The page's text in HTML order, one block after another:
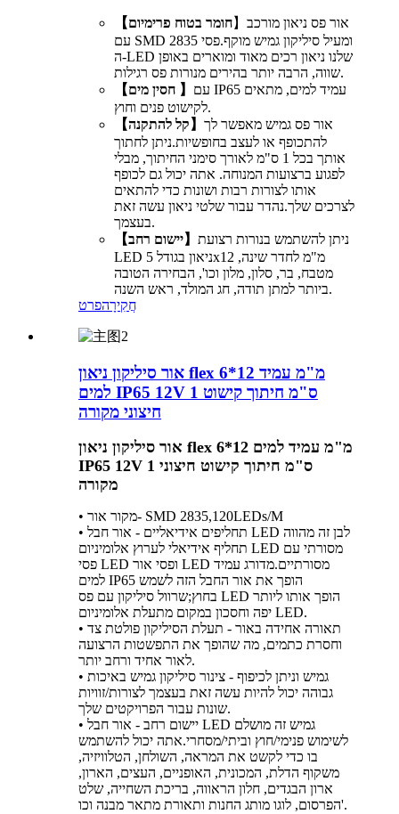
【חומר בטוח פרימיום】אור פס ניאון מורכב
עם SMD 2835 ומעיל סיליקון גמיש מוקף.פסי
ה-LED שלנו ניאון רכים מאוד ומוארים באופן
שווה, הרבה יותר בהירים מנורות פס רגילות.
【חסין מים 】 עם IP65 עמיד למים, מתאים
לקישוט פנים וחוץ.
【קל להתקנה】 אור פס גמיש מאפשר לך
להתכופף או לעצב בחופשיות.ניתן לחתוך
אותך בכל 1 ס"מ לאורך סימני החיתוך, מבלי
לפגוע ברצועות המנוחה. אתה יכול גם לכופף
אותו לצורות רבות ושונות כדי להתאים
לצרכים שלך.נהדר עבור שלטי ניאון עשה זאת
בעצמך.
【יישום רחב】 ניתן להשתמש בנורות רצועת
LED ניאון בגודל 5x12 מ"מ לחדר שינה,
מטבח, בר, סלון, מלון וכו', הבחירה הטובה
ביותר למתן תודה, חג המולד, ראש השנה.
חֲקִירָהפרט
אור סיליקון ניאון flex 6*12 מ"מ עמיד
למים IP65 12V 1 ס"מ חיתוך קישוט
חיצוני מקורה
אור סיליקון ניאון flex 6*12 מ"מ עמיד למים
IP65 12V 1 ס"מ חיתוך קישוט חיצוני
מקורה
• מקור אור- SMD 2835,120LEDs/M
• תחליפים אידיאליים - אור חבל LED לבן זה מהווה
תחליף אידיאלי לערוץ אלומיניום LED מסורתי עם
פסי LED ופסי אור LED מסורתיים.מדורג עמיד
למים IP65 הופך את אור החבל הזה לשמש
בחוץ;שרוול סיליקון עם פס LED הופך אותו ליותר
יפה וחסכון במקום מתעלת אלומיניום LED.
• תאורה אחידה באור - תעלת הסיליקון פולטת צד
וחסרת כתמים, מה שהופך את התפשטות הרצועה
לאור אחיד ורחב יותר.
• גמיש וניתן לכיפוף - צינור סיליקון גמיש באיכות
גבוהה יכול להיות עשה זאת בעצמך לצורות/זוויות
שונות עבור הפרויקטים שלך.
• יישום רחב - אור חבל LED גמיש זה מושלם
לשימוש פנימי/חוץ וביתי/מסחרי.אתה יכול להשתמש
בו כדי לקשט את המראה, השולחן, הטלוויזיה,
משקוף הדלת, המכונית, האופניים, העצים, הארון,
ארון הבגדים, חלון הראווה, בריכת השחייה, שלט
הפרסום, לוגו מותג החנות ותאורת מתאר מבנה וכו'.